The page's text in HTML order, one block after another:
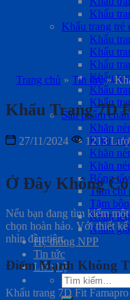
Khẩu
Khẩu trang trẻ
Khẩu
Khẩu
Khẩu
Khẩu
Khẩu
Khẩu
Sản phẩm
Khăn
Khăn
Khăn
Khăn
Bông
Tăm chỉ
Tăm
Khăn
Khăn
Hệ thống NPP
Tin tức
Liên hệ
Tìm
kiếm:
Trang chủ » Tin tức»
Khẩu Trang 7D
27/11/2024 1213
Ở Đây Không
Nếu bạn đang tìm kiếm
chọn hoàn hảo. Với thiết
nhìn đầu tiên.
Điểm Mạnh Không
Khẩu trang 7D Fit